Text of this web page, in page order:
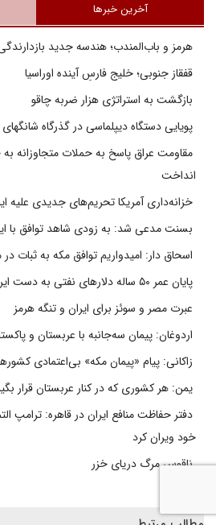
آخرین خبرها
هرمز و باب‌المندب؛ هندسه جدید
قفقاز جنوبی؛ خلیج فارسِ آینده اوراسیا
بازگشت به استراتژی هزار ضربه چاقو
پویایی دستگاه دیپلماسی در گذرگاه شانگهای
مقاومت عراق پاسخ به حملات متجاوزانه
انداخت
خزانه‌داری آمریکا تحریم‌های جدیدی علیه
بسنت مدعی شد: به زودی شاهد توافق با
اسحاق دار: امیدواریم توافق مکه به ثبات
پایان عمر ۵۰ ساله دلارهای نفتی به دست ایران
عبرت مصر و سوئز برای ایران و تنگه هرمز
اردوغان: پیمان سه‌جانبه با عربستان و
زاکانی: پیام «پیمان مکه» بی‌اعتمادی
یمن: هر کشوری که در کنار عربستان قرار
دفتر حفاظت منافع ایران در قاهره: ترامپ
خود ویران کرد
ناقوس مرگ دریای خزر